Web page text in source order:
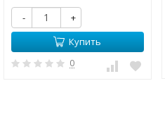
-
+
Купить
0